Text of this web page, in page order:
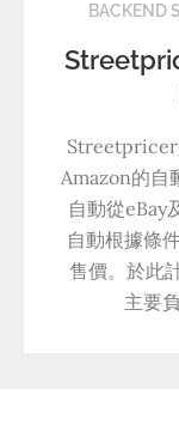
BACKEND
Streetpricer
Amazon的自
自動從eBay
自動根據條
售價。於此
主要